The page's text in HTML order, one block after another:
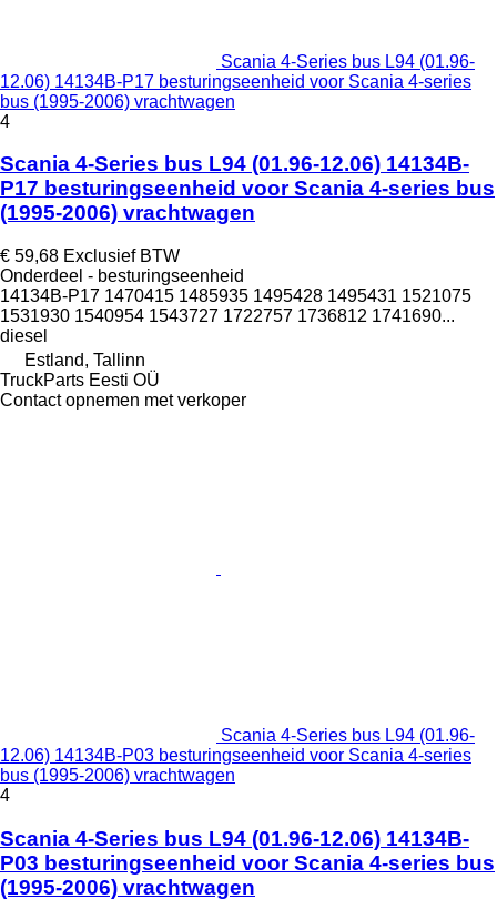
Scania 4-Series bus L94 (01.96-
12.06) 14134B-P17 besturingseenheid voor Scania 4-series
bus (1995-2006) vrachtwagen
4
Scania 4-Series bus L94 (01.96-12.06) 14134B-
P17 besturingseenheid voor Scania 4-series bus
(1995-2006) vrachtwagen
€ 59,68 Exclusief BTW
Onderdeel - besturingseenheid
14134B-P17 1470415 1485935 1495428 1495431 1521075
1531930 1540954 1543727 1722757 1736812 1741690...
diesel
Estland, Tallinn
TruckParts Eesti OÜ
Contact opnemen met verkoper
Scania 4-Series bus L94 (01.96-
12.06) 14134B-P03 besturingseenheid voor Scania 4-series
bus (1995-2006) vrachtwagen
4
Scania 4-Series bus L94 (01.96-12.06) 14134B-
P03 besturingseenheid voor Scania 4-series bus
(1995-2006) vrachtwagen